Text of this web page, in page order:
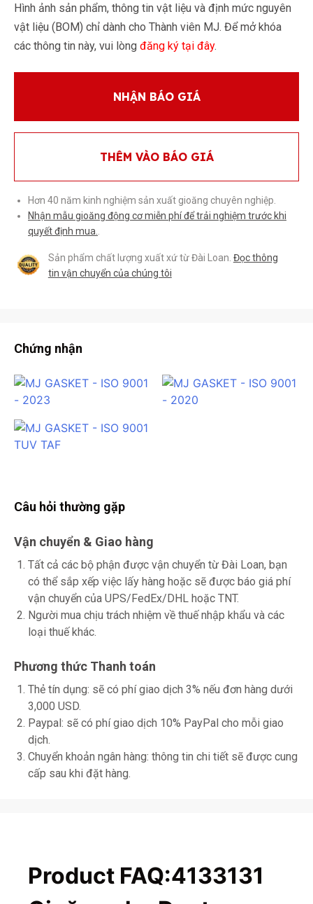
Hình ảnh sản phẩm, thông tin vật liệu và định mức nguyên
vật liệu (BOM) chỉ dành cho Thành viên MJ. Để mở khóa
các thông tin này, vui lòng đăng ký tại đây.
NHẬN BÁO GIÁ
THÊM VÀO BÁO GIÁ
Hơn 40 năm kinh nghiệm sản xuất gioăng chuyên nghiệp.
Nhận mẫu gioăng động cơ miễn phí để trải nghiệm trước khi
quyết định mua.
Sản phẩm chất lượng xuất xứ từ Đài Loan. Đọc thông
tin vận chuyển của chúng tôi
Chứng nhận
Câu hỏi thường gặp
Vận chuyển & Giao hàng
Tất cả các bộ phận được vận chuyển từ Đài Loan, bạn
có thể sắp xếp việc lấy hàng hoặc sẽ được báo giá phí
vận chuyển của UPS/FedEx/DHL hoặc TNT.
Người mua chịu trách nhiệm về thuế nhập khẩu và các
loại thuế khác.
Phương thức Thanh toán
Thẻ tín dụng: sẽ có phí giao dịch 3% nếu đơn hàng dưới
3,000 USD.
Paypal: sẽ có phí giao dịch 10% PayPal cho mỗi giao
dịch.
Chuyển khoản ngân hàng: thông tin chi tiết sẽ được cung
cấp sau khi đặt hàng.
Product FAQ:4133131